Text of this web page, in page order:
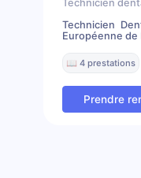
Technicien
Technicien
Européenne
📖 4 prestations
Prendre